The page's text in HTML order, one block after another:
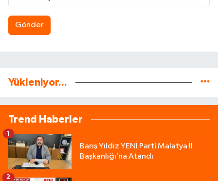
Gönder
Yükleniyor...
Trend Haberler
Barış Yıldız YENİ Parti Malatya İl
Başkanlığı’na Atandı
1
2